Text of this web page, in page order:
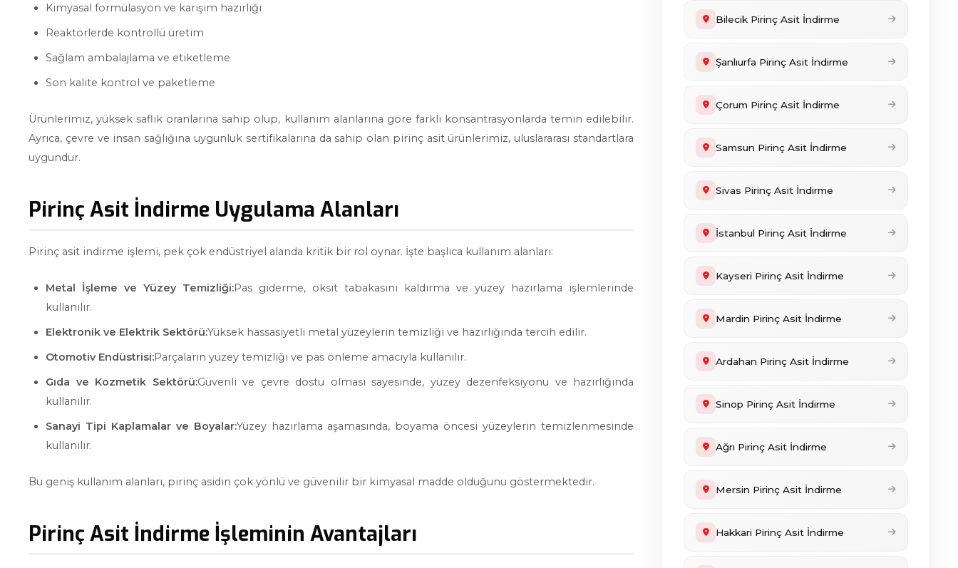
Kimyasal formülasyon ve karışım hazırlığı
Reaktörlerde kontrollü üretim
Sağlam ambalajlama ve etiketleme
Son kalite kontrol ve paketleme
Ürünlerimiz, yüksek saflık oranlarına sahip olup, kullanım alanlarına göre farklı konsantrasyonlarda temin edilebilir.
Ayrıca, çevre ve insan sağlığına uygunluk sertifikalarına da sahip olan pirinç asit ürünlerimiz, uluslararası standartlara
uygundur.
Pirinç Asit İndirme Uygulama Alanları
Pirinç asit indirme işlemi, pek çok endüstriyel alanda kritik bir rol oynar. İşte başlıca kullanım alanları:
Metal İşleme ve Yüzey Temizliği:Pas giderme, oksit tabakasını kaldırma ve yüzey hazırlama işlemlerinde
kullanılır.
Elektronik ve Elektrik Sektörü:Yüksek hassasiyetli metal yüzeylerin temizliği ve hazırlığında tercih edilir.
Otomotiv Endüstrisi:Parçaların yüzey temizliği ve pas önleme amacıyla kullanılır.
Gıda ve Kozmetik Sektörü:Güvenli ve çevre dostu olması sayesinde, yüzey dezenfeksiyonu ve hazırlığında
kullanılır.
Sanayi Tipi Kaplamalar ve Boyalar:Yüzey hazırlama aşamasında, boyama öncesi yüzeylerin temizlenmesinde
kullanılır.
Bu geniş kullanım alanları, pirinç asidin çok yönlü ve güvenilir bir kimyasal madde olduğunu göstermektedir.
Pirinç Asit İndirme İşleminin Avantajları
Bilecik Pirinç Asit İndirme
Şanlıurfa Pirinç Asit İndirme
Çorum Pirinç Asit İndirme
Samsun Pirinç Asit İndirme
Sivas Pirinç Asit İndirme
İstanbul Pirinç Asit İndirme
Kayseri Pirinç Asit İndirme
Mardin Pirinç Asit İndirme
Ardahan Pirinç Asit İndirme
Sinop Pirinç Asit İndirme
Ağrı Pirinç Asit İndirme
Mersin Pirinç Asit İndirme
Hakkari Pirinç Asit İndirme